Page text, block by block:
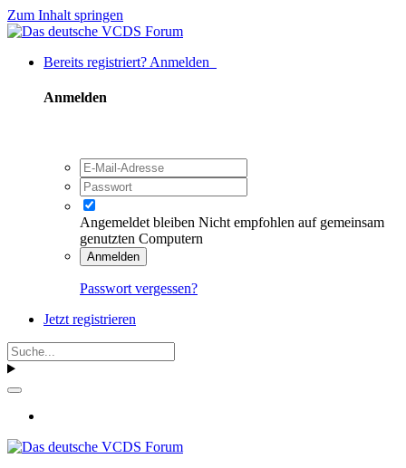
Zum Inhalt springen
Bereits registriert? Anmelden
Anmelden
Angemeldet bleiben Nicht empfohlen auf gemeinsam
genutzten Computern
Anmelden
Passwort vergessen?
Jetzt registrieren